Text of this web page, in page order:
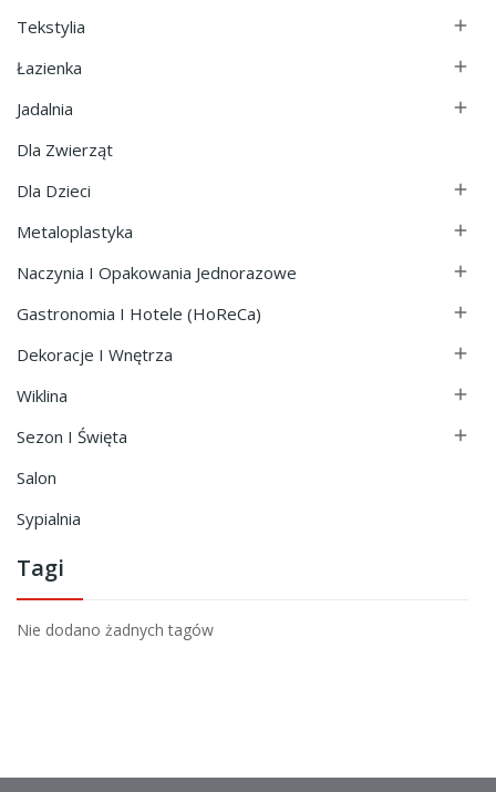
Tekstylia 
Łazienka 
Jadalnia 
Dla Zwierząt
Dla Dzieci

Metaloplastyka 
Naczynia I Opakowania Jednorazowe 
Gastronomia I Hotele (HoReCa) 
Dekoracje I Wnętrza 
Wiklina 
Sezon I Święta 
Salon
Sypialnia
Tagi
Nie dodano żadnych tagów